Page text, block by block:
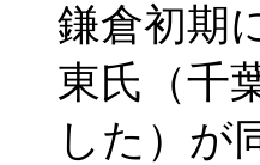
鎌倉初期
東氏（千
した）が